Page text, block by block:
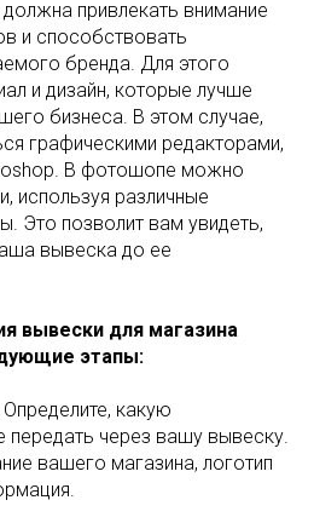
привлекать внимание
и способствовать
бренда. Для этого
и дизайн, которые лучше
бизнеса. В этом случае,
графическими редакторами,
В фотошопе можно
используя различные
Это позволит вам увидеть,
вывеска до ее
вывески для магазина
этапы:
Определите, какую
через вашу вывеску.
вашего магазина, логотип